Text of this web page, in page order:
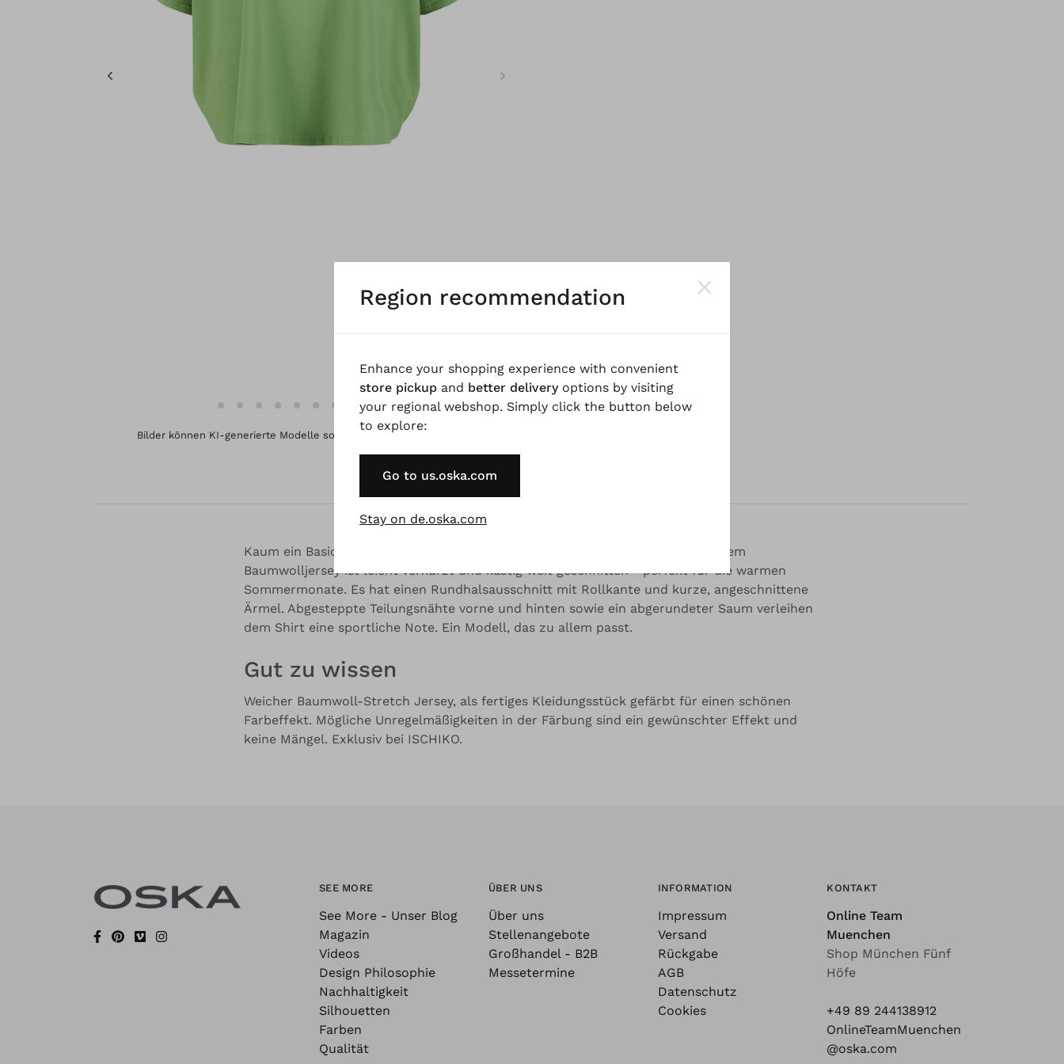
Bilder können KI-generierte Modelle sowie Farbvarianten enthalten.
Beschreibung Material & Pflegehinweis
Kaum ein Basic ist so vielseitig wie das T-Shirt. Dieses Shirt aus herrlich weichem
Baumwolljersey ist leicht verkürzt und kastig weit geschnitten - perfekt für die warmen
Sommermonate. Es hat einen Rundhalsausschnitt mit Rollkante und kurze, angeschnittene
Ärmel. Abgesteppte Teilungsnähte vorne und hinten sowie ein abgerundeter Saum verleihen
dem Shirt eine sportliche Note. Ein Modell, das zu allem passt.
Gut zu wissen
Weicher Baumwoll-Stretch Jersey, als fertiges Kleidungsstück gefärbt für einen schönen
Farbeffekt. Mögliche Unregelmäßigkeiten in der Färbung sind ein gewünschter Effekt und
keine Mängel. Exklusiv bei ISCHIKO.
SEE MORE
See More - Unser Blog
Magazin
Videos
Design Philosophie
Nachhaltigkeit
Silhouetten
Farben
Qualität
ÜBER UNS
Über uns
Stellenangebote
Großhandel - B2B
Messetermine
INFORMATION
Impressum
Versand
Rückgabe
AGB
Datenschutz
Cookies
KONTAKT
Online Team
Muenchen
Shop München Fünf
Höfe
+49 89 244138912
OnlineTeamMuenchen
@oska.com
Region recommendation
Enhance your shopping experience with convenient
store pickup and better deliveryoptions by visiting
your regional webshop. Simply click the button below
to explore:
Go to us.oska.com
Stay on de.oska.com